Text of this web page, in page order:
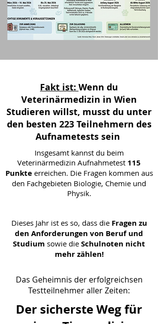
Fakt ist: Wenn du
Veterinärmedizin in Wien
Studieren willst, musst du unter
den besten 223 Teilnehmern des
Aufnametests sein
Insgesamt kannst du beim
Veterinärmedizin Aufnahmetest 115
Punkteerreichen. Die Fragen kommen aus
den Fachgebieten Biologie, Chemie und
Physik.
Dieses Jahr ist es so, dass dieFragen zu
den Anforderungen von Beruf und
Studium sowie die Schulnoten nicht
mehr zählen!
Das Geheimnis der erfolgreichsen
Testteilnehmer aller Zeiten:
Der sicherste Weg für